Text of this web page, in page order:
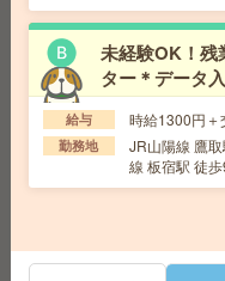
短期《週4！13～17時
容のシステム入力等[派
給 与 時給1350円＋交 ■
払いサービスあり
交通費支給あり
未経験OK！残
ター＊データ
給与 時給1300円＋
勤務地
JR山陽線 鷹
線 板宿駅 徒